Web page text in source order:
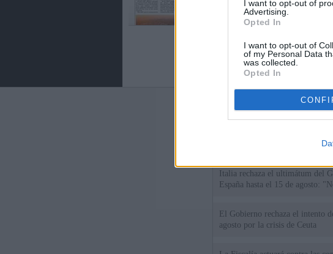
I want to opt-out of
Advertising.
Opted In
I want to opt-out of
of my Personal Data
was collected.
Opted In
Últimas noticias
España o adoptará "medidas
Italia rechaza el ultimátum del
España hasta el 15 de agosto:
El Gobierno rechaza el intento
agosto por la crisis de Ceuta